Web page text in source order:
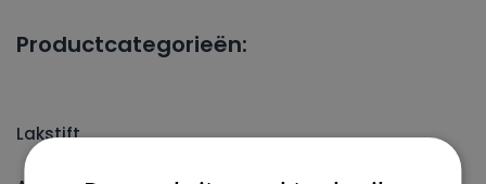
Productcategorieën:
Lakstift